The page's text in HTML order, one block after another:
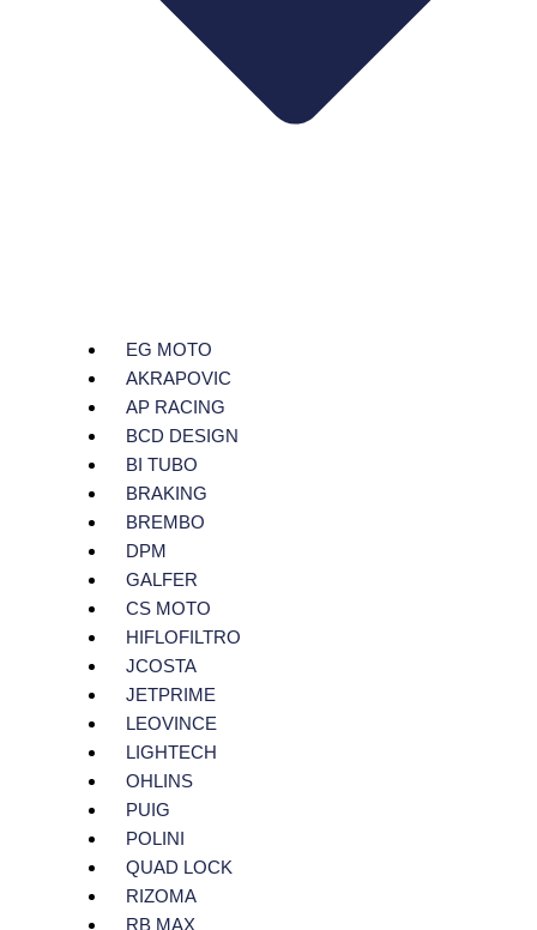
EG MOTO
AKRAPOVIC
AP RACING
BCD DESIGN
BI TUBO
BRAKING
BREMBO
DPM
GALFER
CS MOTO
HIFLOFILTRO
JCOSTA
JETPRIME
LEOVINCE
LIGHTECH
OHLINS
PUIG
POLINI
QUAD LOCK
RIZOMA
RB MAX